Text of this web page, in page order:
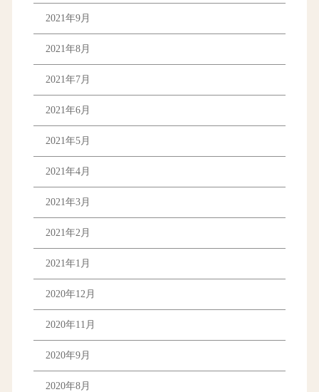
2021年9月
2021年8月
2021年7月
2021年6月
2021年5月
2021年4月
2021年3月
2021年2月
2021年1月
2020年12月
2020年11月
2020年9月
2020年8月